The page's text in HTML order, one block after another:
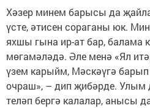
Хәзер минем барысы да
үсте, әтисен сораганы юк.
яхшы гына ир-ат бар, балама
мөгамәләдә. Әле менә «Ял
үзем карыйм, Мәскәүгә
очраш», – дип җибәрде. Улым
теләп бергә калалар, анысы